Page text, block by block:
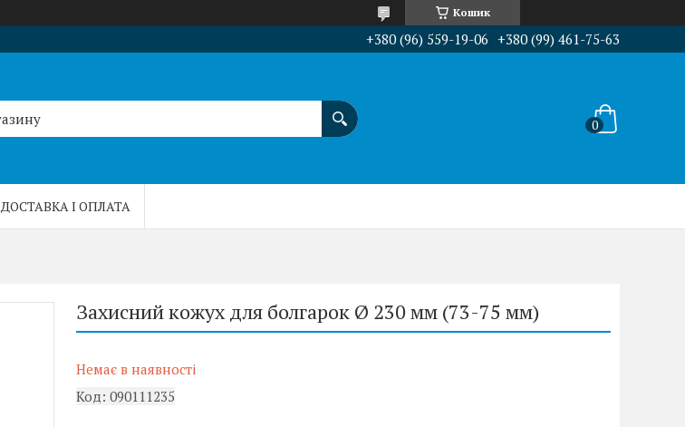
Кошик
+380 (96) 559-19-06 +380 (99) 461-75-63
ДОСТАВКА І ОПЛАТА
Захисний кожух для болгарок Ø 230 мм (73-75 мм)
Немає в наявності
Код: 090111235